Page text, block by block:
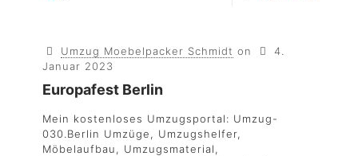
Umzug Moebelpacker Schmidt on
4.
Januar 2023
Europafest Berlin
Mein kostenloses Umzugsportal: Umzug-
030.Berlin Umzüge, Umzugshelfer,
Möbelaufbau, Umzugsmaterial,